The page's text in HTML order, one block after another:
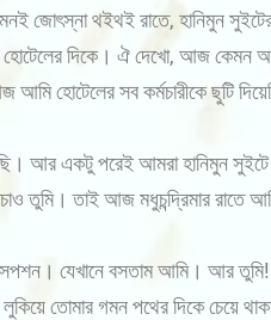
জোৎস্না থইথই রাতে, হানিমুন
হোটেলের দিকে। ঐ দেখো, আজ কেমন
আমি হোটেলের সব কর্মচারীকে ছুটি
আর একটু পরেই আমরা হানিমুন সুইটে
তুমি। তাই আজ মধুচন্দ্রিমার রাতে
যেখানে বসতাম আমি। আর
লুকিয়ে তোমার গমন পথের দিকে